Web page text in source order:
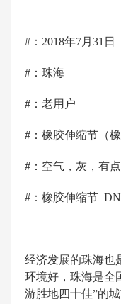
#：2018年7月31日
#：珠海
#：老用户
#：橡胶伸缩节（
#：空气，灰，有
#：橡胶伸缩节
经济发展的珠海也
环境好，珠海是全
游胜地四十佳”的